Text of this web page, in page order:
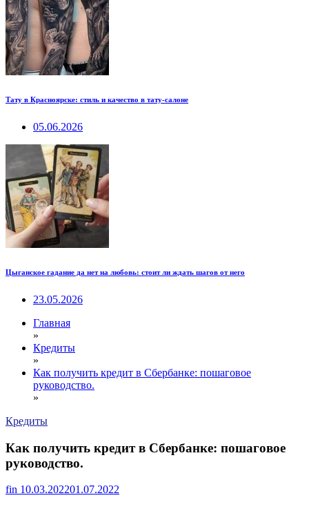
Тату в Красноярске: стиль и качество в тату-салоне
05.06.2026
Цыганское гадание да нет на любовь: стоит ли ждать шагов от него
23.05.2026
Главная
»
Кредиты
»
Как получить кредит в Сбербанке: пошаговое
руководство.
»
Кредиты
Как получить кредит в Сбербанке: пошаговое
руководство.
fin 10.03.202201.07.2022